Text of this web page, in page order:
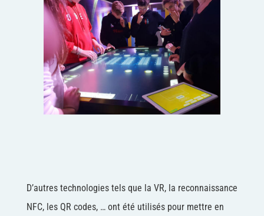
D’autres technologies tels que la VR, la reconnaissance
NFC, les QR codes, … ont été utilisés pour mettre en